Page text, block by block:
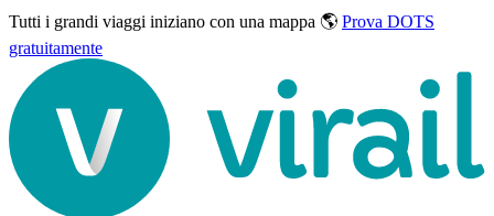
Tutti i grandi viaggi iniziano con una mappa 🌎 Prova DOTS
gratuitamente